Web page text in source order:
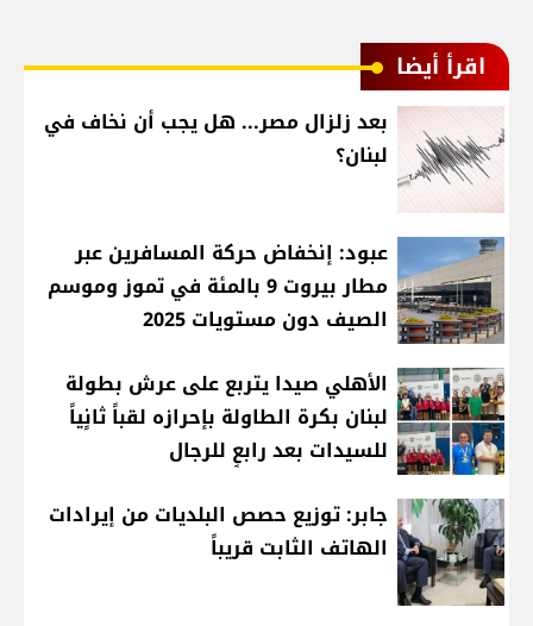
اقرأ أيضا
بعد زلزال مصر... هل يجب أن نخاف في
لبنان؟
عبود: إنخفاض حركة المسافرين عبر
مطار بيروت 9 بالمئة في تموز وموسم
الصيف دون مستويات 2025
الأهلي صيدا يتربع على عرش بطولة
لبنان بكرة الطاولة بإحرازه لقباً ثانٍياً
للسيدات بعد رابعٍ للرجال
جابر: توزيع حصص البلديات من إيرادات
الهاتف الثابت قريباً